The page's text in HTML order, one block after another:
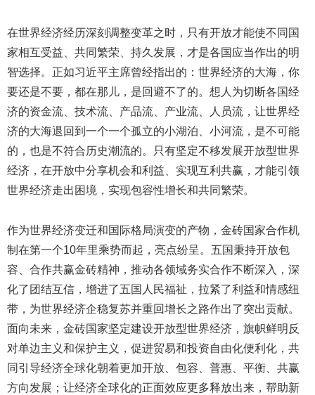
在世界经济经历深刻调整变革之时，只有开放才能使不同国
家相互受益、共同繁荣、持久发展，才是各国应当作出的明
智选择。正如习近平主席曾经指出的：世界经济的大海，你
要还是不要，都在那儿，是回避不了的。想人为切断各国经
济的资金流、技术流、产品流、产业流、人员流，让世界经
济的大海退回到一个一个孤立的小湖泊、小河流，是不可能
的，也是不符合历史潮流的。只有坚定不移发展开放型世界
经济，在开放中分享机会和利益、实现互利共赢，才能引领
世界经济走出困境，实现包容性增长和共同繁荣。
作为世界经济变迁和国际格局演变的产物，金砖国家合作机
制在第一个10年里乘势而起，亮点纷呈。五国秉持开放包
容、合作共赢金砖精神，推动各领域务实合作不断深入，深
化了团结互信，增进了五国人民福祉，拉紧了利益和情感纽
带，为世界经济企稳复苏并重回增长之路作出了突出贡献。
面向未来，金砖国家坚定建设开放型世界经济，旗帜鲜明反
对单边主义和保护主义，促进贸易和投资自由化便利化，共
同引导经济全球化朝着更加开放、包容、普惠、平衡、共赢
方向发展；让经济全球化的正面效应更多释放出来，帮助新